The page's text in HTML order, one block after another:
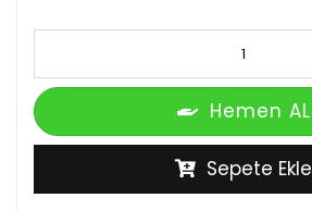
Hemen AL
Sepete Ekle